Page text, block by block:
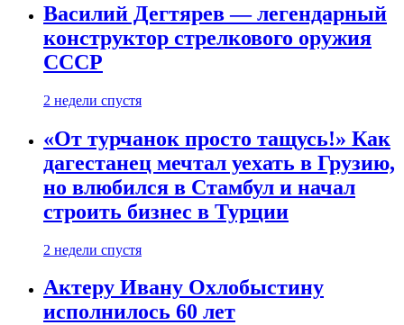
Василий Дегтярев — легендарный
конструктор стрелкового оружия
СССР
2 недели спустя
«От турчанок просто тащусь!» Как
дагестанец мечтал уехать в Грузию,
но влюбился в Стамбул и начал
строить бизнес в Турции
2 недели спустя
Актеру Ивану Охлобыстину
исполнилось 60 лет